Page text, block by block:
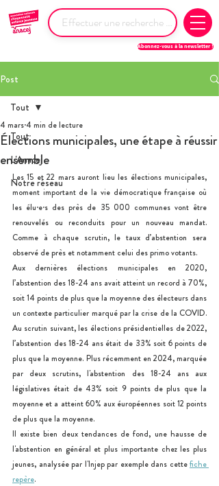
Abonnez-vous à la newsletter !
Post
Tout
L'Anacej
Notre réseau
Tout
Élections municipales, une étape à réussir
ensemble
4 mars4 min de lecture
Les 15 et 22 mars auront lieu les élections municipales,
moment important de la vie démocratique française où
les élu·e·s des près de 35 000 communes vont être
renouvelés ou reconduits pour un nouveau mandat.
Comme à chaque scrutin, le taux d’abstention sera
observé de près et notamment celui des primo votants.
Aux dernières élections municipales en 2020,
l’abstention des 18-24 ans avait atteint un record à 70%,
soit 14 points de plus que la moyenne des électeurs dans
un contexte particulier marqué par la crise de la COVID.
Au scrutin suivant, les élections présidentielles de 2022,
l’abstention des 18-24 ans était de 33% soit 6 points de
plus que la moyenne. Plus récemment en 2024, marquée
par deux scrutins, l'abstention des 18-24 ans aux
législatives était de 43% soit 9 points de plus que la
moyenne et a atteint 60% aux éuropéennes soit 12 points
de plus que la moyenne.
Il existe bien deux tendances de fond, une hausse de
l'abstention en général et plus importante chez les plus
jeunes, analysée par l'Injep par exemple dans cette fiche
repère.